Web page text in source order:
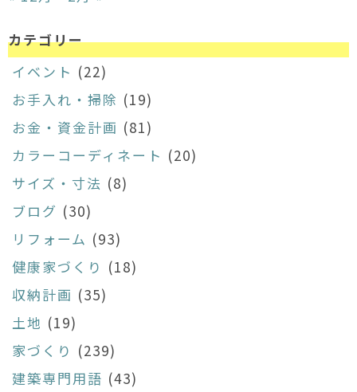
カテゴリー
イベント (22)
お手入れ・掃除 (19)
お金・資金計画 (81)
カラーコーディネート (20)
サイズ・寸法 (8)
ブログ (30)
リフォーム (93)
健康家づくり (18)
収納計画 (35)
土地 (19)
家づくり (239)
建築専門用語 (43)